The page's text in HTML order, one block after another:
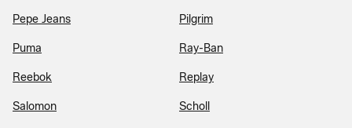
Pepe Jeans Pilgrim
Puma Ray-Ban
Reebok Replay
Salomon Scholl